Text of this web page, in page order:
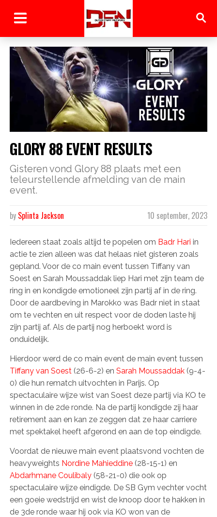
GLORY 88 EVENT RESULTS
Gisteren vond Glory 88 plaats met een
teleurstellende afmelding van de main
event.
10 september, 2023
by Splinta Jackson
Iedereen staat zoals altijd te popelen om Badr Hari in
actie te zien alleen was dat helaas niet gisteren zoals
gepland. Voor de co main event tussen Tiffany van
Soest en Sarah Moussaddak liep Hari met zijn team de
ring in en kondigde emotioneel zijn partij af in de ring.
Door de aardbeving in Marokko was Badr niet in staat
om te vechten en uit respect voor de doden laste hij
zijn partij af. Als de partij nog herboekt word is
onduidelijk.
Hierdoor werd de co main event de main event tussen
Tiffany van Soest (26-6-2) en Sarah Moussaddak (9-4-
0) die hun rematch uitvochten in Parijs. Op
spectaculaire wijze wist van Soest deze partij via KO te
winnen in de 2de ronde. Na de partij kondigde zij haar
retirement aan en kan ze zeggen dat ze haar carriere
met spektakel heeft afgerond en aan de top eindigde.
Voordat de nieuwe main event plaatsvond vochten de
heavyweights Nordine Mahieddine (28-15-1) en
Abdarhmane Coulibaly (58-21-0) die ook op
spectaculaire wijze eindigde. De SB Gym vechter vocht
een goeie wedstrijd en wist de knoop door te hakken in
de 3de ronde waar hij ook via KO won van de